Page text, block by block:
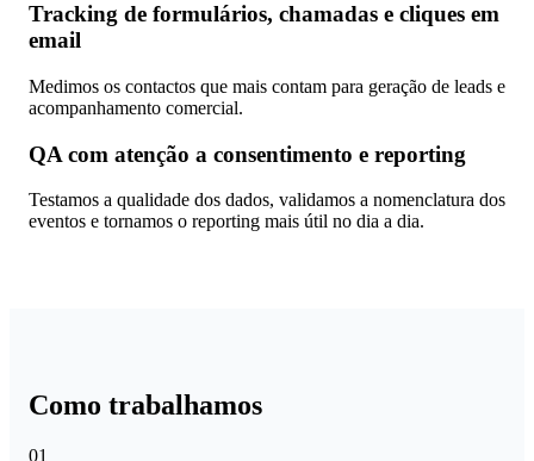
Tracking de formulários, chamadas e cliques em
email
Medimos os contactos que mais contam para geração de leads e
acompanhamento comercial.
QA com atenção a consentimento e reporting
Testamos a qualidade dos dados, validamos a nomenclatura dos
eventos e tornamos o reporting mais útil no dia a dia.
Como trabalhamos
01